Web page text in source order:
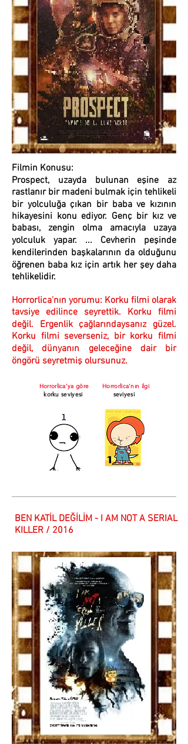
Filmin Konusu:
Prospect, uzayda bulunan eşine az
rastlanır bir madeni bulmak için tehlikeli
bir yolculuğa çıkan bir baba ve kızının
hikayesini konu ediyor. Genç bir kız ve
babası, zengin olma amacıyla uzaya
yolculuk yapar. ... Cevherin peşinde
kendilerinden başkalarının da olduğunu
öğrenen baba kız için artık her şey daha
tehlikelidir.
Horrorlica'nın yorumu: Korku filmi olarak
tavsiye edilince seyrettik. Korku filmi
değil. Ergenlik çağlarındaysanız güzel.
Korku filmi severseniz, bir korku filmi
değil, dünyanın geleceğine dair bir
öngörü seyretmiş olursunuz.
Horrorlica'ya göre
korku seviyesi
Horrorlica'nın ilgi
seviyesi
BEN KATİL DEĞİLİM - I AM NOT A SERIAL
KILLER / 2016